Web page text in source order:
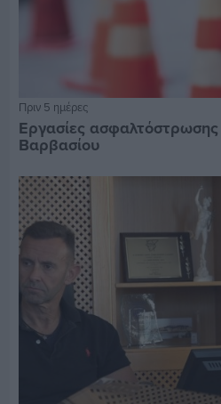
Πριν 5 ημέρες
Εργασίες ασφαλτόστρωσης
Βαρβασίου